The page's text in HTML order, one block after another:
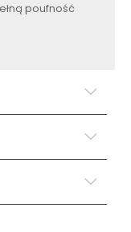
poufność